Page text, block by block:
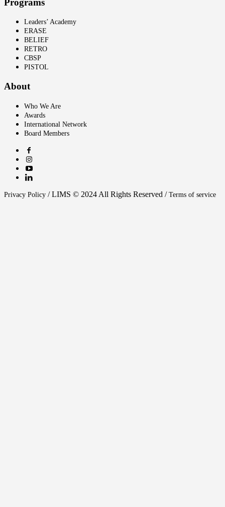
Leaders’ Academy
ERASE
BELIEF
RETRO
CBSP
PISTOL
About
Who We Are
Awards
International Network
Board Members
Privacy Policy / LIMS © 2024 All Rights Reserved / Terms of service